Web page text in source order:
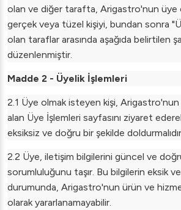
olan ve diğer tarafta, Arigastro'nun üye
gerçek veya tüzel kişiyi, bundan sonra
olan taraflar arasında aşağıda belirtilen
düzenlenmiştir.
Madde 2 - Üyelik İşlemleri
2.1 Üye olmak isteyen kişi,
alan Üye İşlemleri sayfasını ziyaret
eksiksiz ve doğru bir şekilde
2.2 Üye, iletişim bilgilerini güncel ve
sorumluluğunu taşır. Bu bilgilerin eksik
durumunda, Arigastro'nun ürün ve
olarak yararlanamayabilir.